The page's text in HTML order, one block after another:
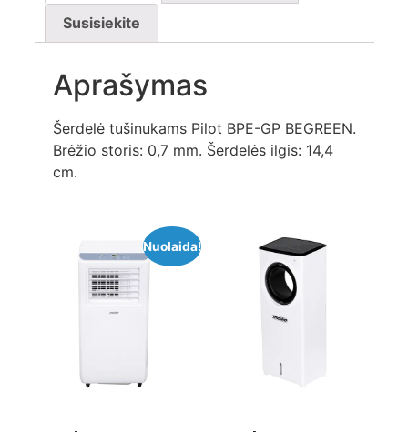
Susisiekite
Aprašymas
Šerdelė tušinukams Pilot BPE-GP BEGREEN.
Brėžio storis: 0,7 mm. Šerdelės ilgis: 14,4
cm.
Nuolaida!